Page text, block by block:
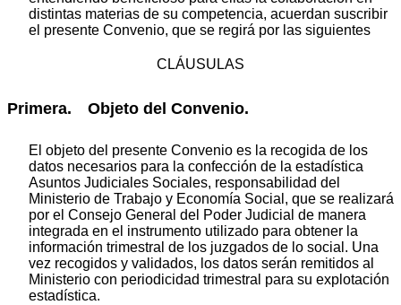
distintas materias de su competencia, acuerdan suscribir
el presente Convenio, que se regirá por las siguientes
CLÁUSULAS
Primera. Objeto del Convenio.
El objeto del presente Convenio es la recogida de los
datos necesarios para la confección de la estadística
Asuntos Judiciales Sociales, responsabilidad del
Ministerio de Trabajo y Economía Social, que se realizará
por el Consejo General del Poder Judicial de manera
integrada en el instrumento utilizado para obtener la
información trimestral de los juzgados de lo social. Una
vez recogidos y validados, los datos serán remitidos al
Ministerio con periodicidad trimestral para su explotación
estadística.